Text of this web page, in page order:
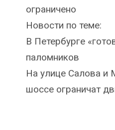
ограничено
Новости по теме:
В Петербурге
паломников
На улице Салова и
шоссе ограничат